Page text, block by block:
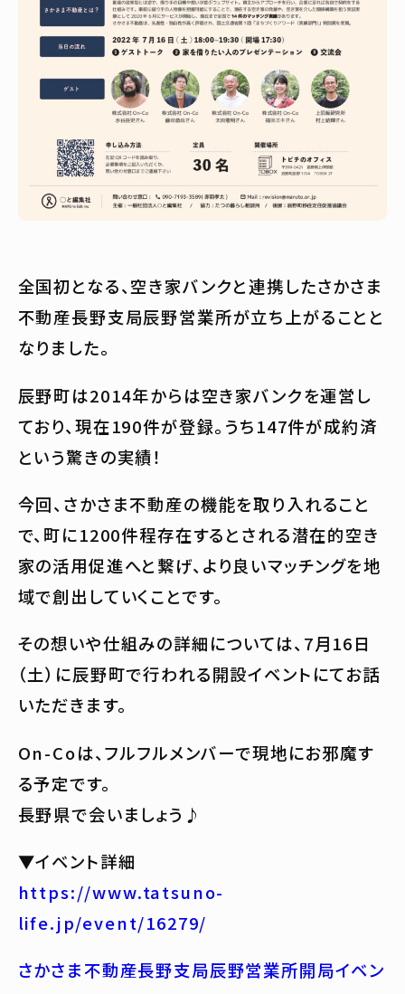
全国初となる、空き家バンクと連携したさかさま
不動産長野支局辰野営業所が立ち上がることと
なりました。
辰野町は2014年からは空き家バンクを運営し
ており、現在190件が登録。うち147件が成約済
という驚きの実績！
今回、さかさま不動産の機能を取り入れること
で、町に1200件程存在するとされる潜在的空き
家の活用促進へと繋げ、より良いマッチングを地
域で創出していくことです。
その想いや仕組みの詳細については、7月16日
（土）に辰野町で行われる開設イベントにてお話
いただきます。
On-Coは、フルフルメンバーで現地にお邪魔す
る予定です。
長野県で会いましょう♪
▼イベント詳細
https://www.tatsuno-
life.jp/event/16279/
さかさま不動産長野支局辰野営業所開局イベン